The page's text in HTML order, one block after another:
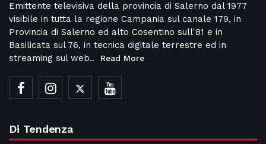
Emittente televisiva della provincia di Salerno dal 1977
visibile in tutta la regione Campania sul canale 179, in
Provincia di Salerno ed alto Cosentino sull'81 e in
Basilicata sul 76, in tecnica digitale terrestre ed in
streaming sul web..
Read More
Di Tendenza